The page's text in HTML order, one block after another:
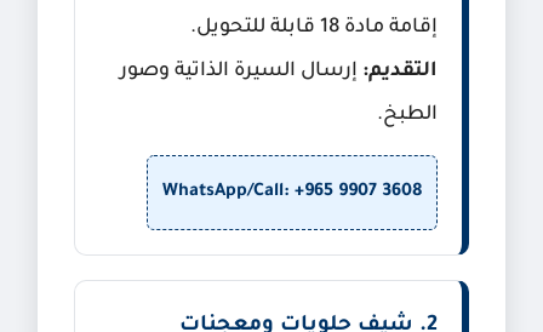
إقامة مادة 18 قابلة للتحويل.
التقديم: إرسال السيرة الذاتية وصور
الطبخ.
WhatsApp/Call: +965 9907 3608
2. شيف حلويات ومعجنات